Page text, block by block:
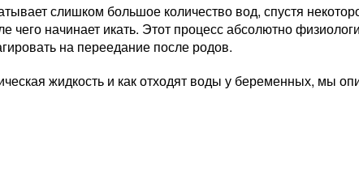
слишком большое количество вод, спустя
чего начинает икать. Этот процесс абсолютно
на переедание после родов.
жидкость и как отходят воды у беременных, мы